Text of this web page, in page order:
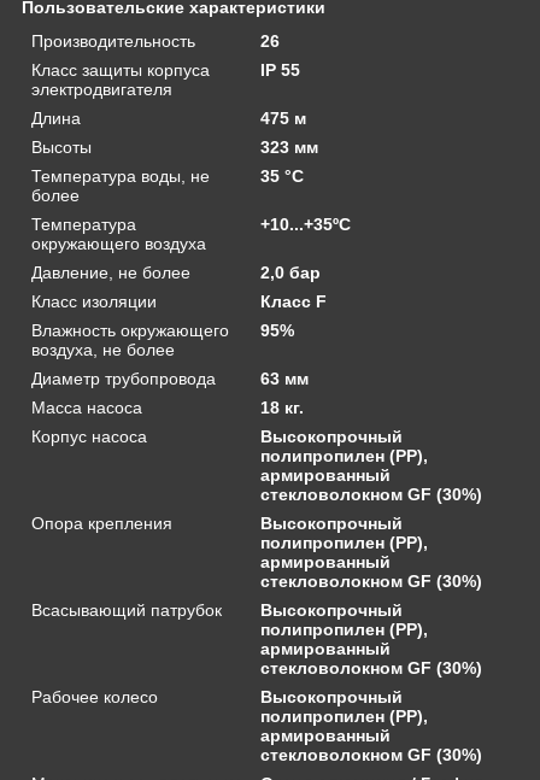
Пользовательские характеристики
Производительность
26
Класс защиты корпуса
электродвигателя
IP 55
Длина
475 м
Высоты
323 мм
Температура воды, не
более
35 °C
Температура
окружающего воздуха
+10...+35ºС
Давление, не более
2,0 бар
Класс изоляции
Класс F
Влажность окружающего
воздуха, не более
95%
Диаметр трубопровода
63 мм
Масса насоса
18 кг.
Корпус насоса
Высокопрочный
полипропилен (PP),
армированный
стекловолокном GF (30%)
Опора крепления
Высокопрочный
полипропилен (PP),
армированный
стекловолокном GF (30%)
Всасывающий патрубок
Высокопрочный
полипропилен (PP),
армированный
стекловолокном GF (30%)
Рабочее колесо
Высокопрочный
полипропилен (PP),
армированный
стекловолокном GF (30%)